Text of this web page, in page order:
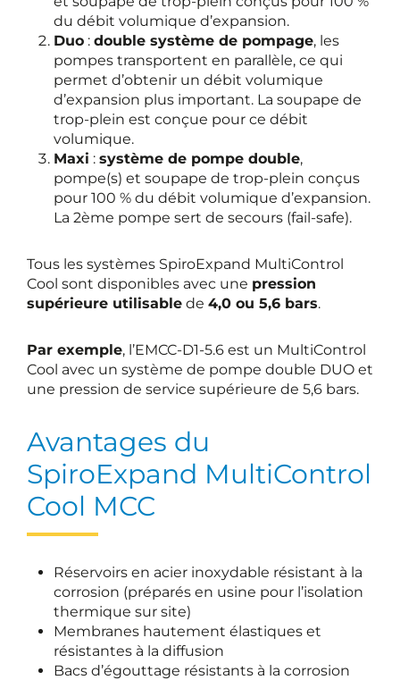
du débit volumique d’expansion.
Duo : double système de pompage, les
pompes transportent en parallèle, ce qui
permet d’obtenir un débit volumique
d’expansion plus important. La soupape de
trop-plein est conçue pour ce débit
volumique.
Maxi : système de pompe double,
pompe(s) et soupape de trop-plein conçus
pour 100 % du débit volumique d’expansion.
La 2ème pompe sert de secours (fail-safe).
Tous les systèmes SpiroExpand MultiControl
Cool sont disponibles avec une pression
supérieure utilisable de 4,0 ou 5,6 bars.
Par exemple, l’EMCC-D1-5.6 est un MultiControl
Cool avec un système de pompe double DUO et
une pression de service supérieure de 5,6 bars.
Avantages du
SpiroExpand MultiControl
Cool MCC
Réservoirs en acier inoxydable résistant à la
corrosion (préparés en usine pour l’isolation
thermique sur site)
Membranes hautement élastiques et
résistantes à la diffusion
Bacs d’égouttage résistants à la corrosion